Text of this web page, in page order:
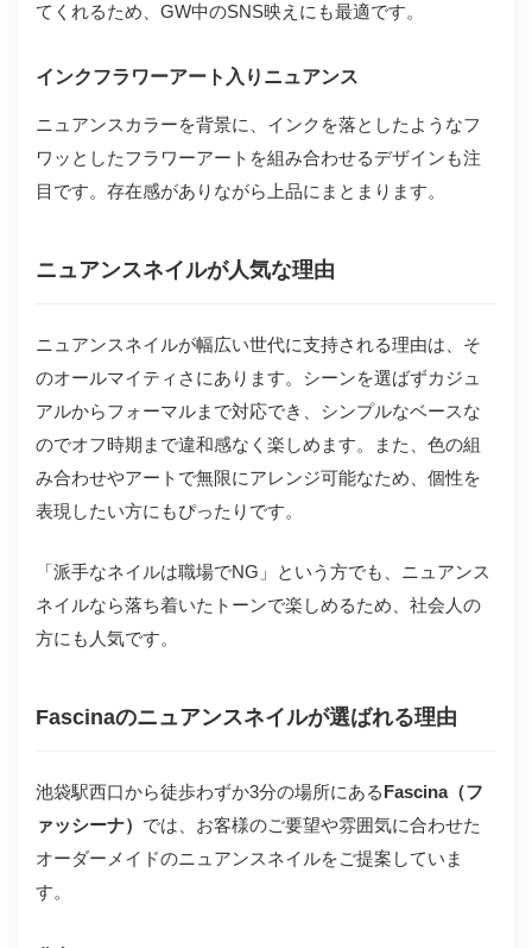
てくれるため、GW中のSNS映えにも最適です。
インクフラワーアート入りニュアンス
ニュアンスカラーを背景に、インクを落としたようなフ
ワッとしたフラワーアートを組み合わせるデザインも注
目です。存在感がありながら上品にまとまります。
ニュアンスネイルが人気な理由
ニュアンスネイルが幅広い世代に支持される理由は、そ
のオールマイティさにあります。シーンを選ばずカジュ
アルからフォーマルまで対応でき、シンプルなベースな
のでオフ時期まで違和感なく楽しめます。また、色の組
み合わせやアートで無限にアレンジ可能なため、個性を
表現したい方にもぴったりです。
「派手なネイルは職場でNG」という方でも、ニュアンス
ネイルなら落ち着いたトーンで楽しめるため、社会人の
方にも人気です。
Fascinaのニュアンスネイルが選ばれる理由
池袋駅西口から徒歩わずか3分の場所にあるFascina（フ
ァッシーナ） では、お客様のご要望や雰囲気に合わせた
オーダーメイドのニュアンスネイルをご提案していま
す。